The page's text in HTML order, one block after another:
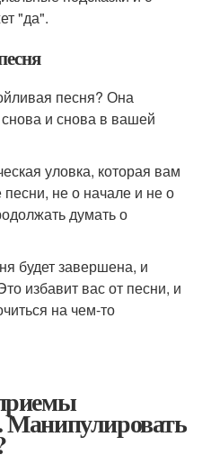
"да".
песня? Она
и снова в вашей
уловка, которая вам
не о начале и не о
думать о
будет завершена, и
избавит вас от песни, и
на чем-то